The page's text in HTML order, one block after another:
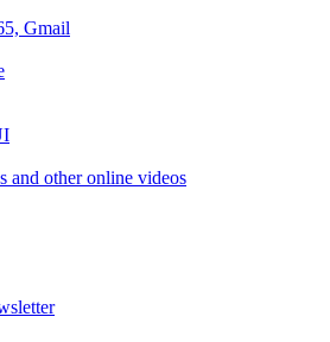
Gmail
and other online videos